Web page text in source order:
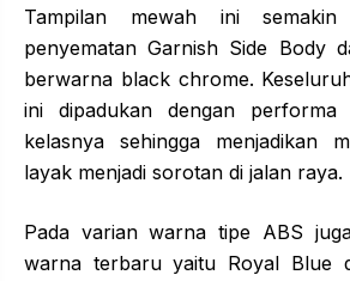
Tampilan mewah ini semakin
penyematan Garnish Side Body
berwarna black chrome.
ini dipadukan dengan
kelasnya sehingga menjadikan
layak menjadi sorotan di jalan raya.
Pada varian warna tipe ABS
warna terbaru yaitu Royal Blue